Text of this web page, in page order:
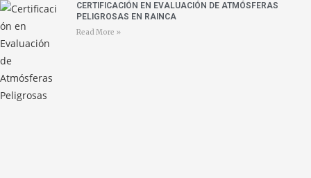
CERTIFICACIÓN EN EVALUACIÓN DE ATMÓSFERAS
PELIGROSAS EN RAINCA
Read More »